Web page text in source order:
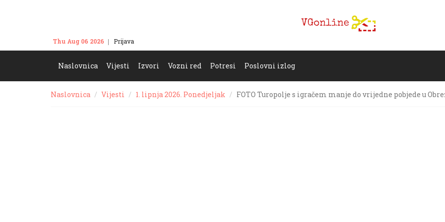
Thu Aug 06 2026 Prijava
Naslovnica Vijesti Izvori Vozni red Potresi Poslovni izlog
Naslovnica Vijesti 1. lipnja 2026. Ponedjeljak FOTO Turopolje s igračem manje do vrijedne pobjede u